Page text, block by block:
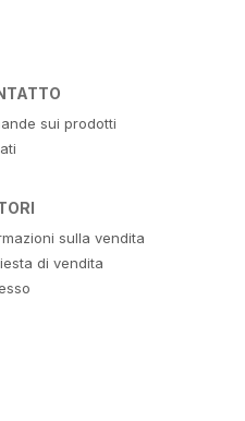
sui prodotti
sulla vendita
di vendita